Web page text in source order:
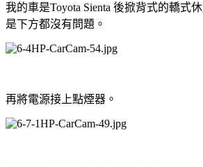
我的車是Toyota Sienta 後掀背式的轎式
是下方都沒有問題。
再將電源接上點煙器。